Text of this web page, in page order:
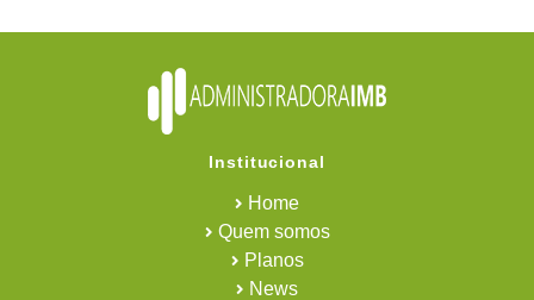
Institucional
Home
Quem somos
Planos
News